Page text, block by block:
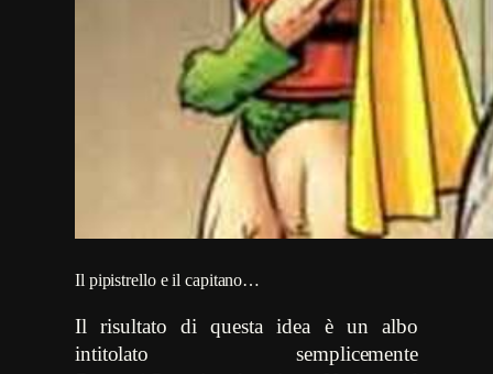
Il pipistrello e il capitano…
Il risultato di questa idea è un albo
intitolato semplicemente